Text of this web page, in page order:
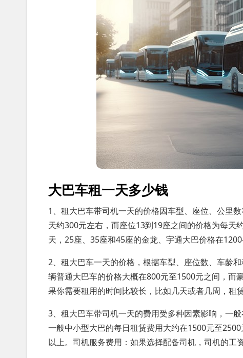
大巴车租一天多少钱
1、租大巴车带司机一天的价格因车型、座位、公里
天约300元左右，而座位13到19座之间的价格为每天
天，25座、35座和45座的金龙、宇通大巴价格在
2、租大巴车一天的价格，根据车型、座位数、车龄
辆普通大巴车的价格大概在800元至1500元之间，而
果你需要租用的时间比较长，比如几天或者几周，租
3、租大巴车带司机一天的费用受多种因素影响，一
一般中小型大巴的每日租赁费用大约在1500元至
以上。司机服务费用：如果选择配备司机，司机的工